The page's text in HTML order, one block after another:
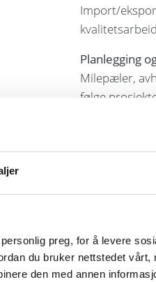
preg, for å levere
du bruker nettstedet vårt,
den med annen
Import/
Planlegging
Milepæler,
følge
Innebygd
kobling